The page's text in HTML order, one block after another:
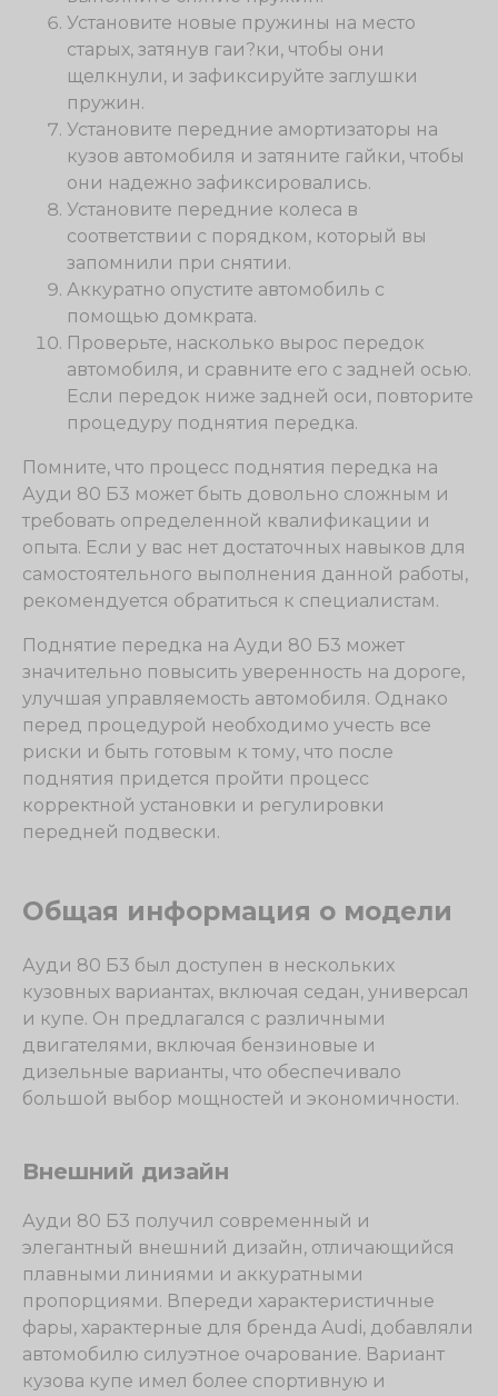
Установите новые пружины на место
старых, затянув гаи?ки, чтобы они
щелкнули, и зафиксируйте заглушки
пружин.
Установите передние амортизаторы на
кузов автомобиля и затяните гайки, чтобы
они надежно зафиксировались.
Установите передние колеса в
соответствии с порядком, который вы
запомнили при снятии.
Аккуратно опустите автомобиль с
помощью домкрата.
Проверьте, насколько вырос передок
автомобиля, и сравните его с задней осью.
Если передок ниже задней оси, повторите
процедуру поднятия передка.
Помните, что процесс поднятия передка на
Ауди 80 Б3 может быть довольно сложным и
требовать определенной квалификации и
опыта. Если у вас нет достаточных навыков для
самостоятельного выполнения данной работы,
рекомендуется обратиться к специалистам.
Поднятие передка на Ауди 80 Б3 может
значительно повысить уверенность на дороге,
улучшая управляемость автомобиля. Однако
перед процедурой необходимо учесть все
риски и быть готовым к тому, что после
поднятия придется пройти процесс
корректной установки и регулировки
передней подвески.
Общая информация о модели
Ауди 80 Б3 был доступен в нескольких
кузовных вариантах, включая седан, универсал
и купе. Он предлагался с различными
двигателями, включая бензиновые и
дизельные варианты, что обеспечивало
большой выбор мощностей и экономичности.
Внешний дизайн
Ауди 80 Б3 получил современный и
элегантный внешний дизайн, отличающийся
плавными линиями и аккуратными
пропорциями. Впереди характеристичные
фары, характерные для бренда Audi, добавляли
автомобилю силуэтное очарование. Вариант
кузова купе имел более спортивную и